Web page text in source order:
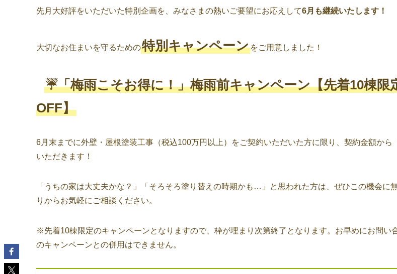
先月大好評をいただいた特別企画を、みなさまの熱いご要望にお応えして6月も継続いたします！
大切なお住まいを守るための特別キャンペーン をご用意しました！
☔️「梅雨こそお得に！」梅雨前キャンペーン【先着10棟限
OFF】
6月末までに外壁・屋根塗装工事（税込100万円以上）をご契約いただいた方に限り、契約金額から
いただきます！
「うちの家は大丈夫かな？」「そろそろ塗り替えの時期かも…」と思われた方は、ぜひこの機会に
りからお気軽にご相談ください。
※先着10棟限定のキャンペーンとなりますので、枠が埋まり次第終了となります。お早めにお問い
のキャンペーンとの併用はできません。